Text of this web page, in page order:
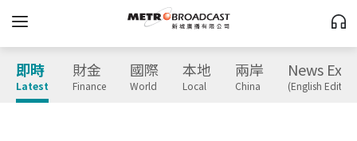
即時
Latest
財金
Finance
國際
World
本地
Local
兩岸
China
News
(English